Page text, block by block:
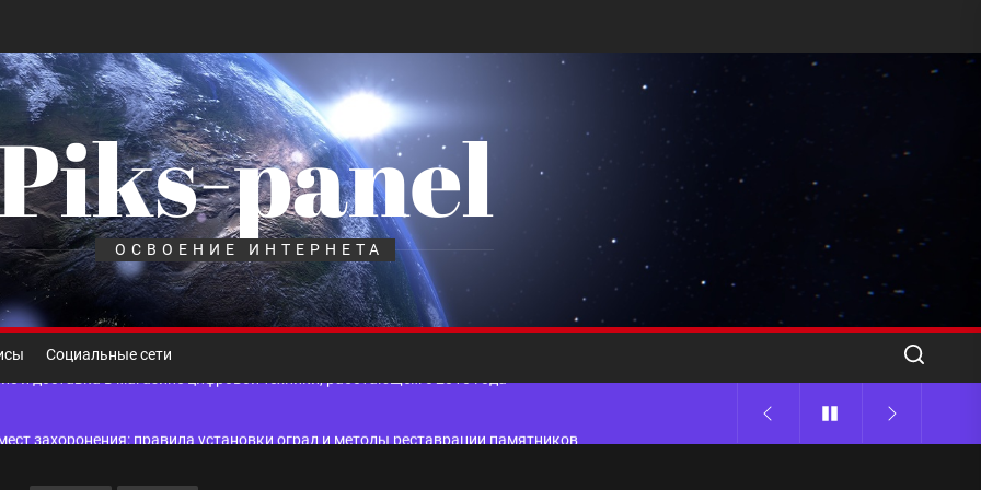
panel
ОСВОЕНИЕ ИНТЕРНЕТА
Социальные сети
принципы работы, риски и способы хранения криптовалют
для ногтевого сервиса, наращивания ресниц и депиляции
оптимизации для коммерческих веб-ресурсов
и доставка в магазине цифровой техники, работающем с 2010 года